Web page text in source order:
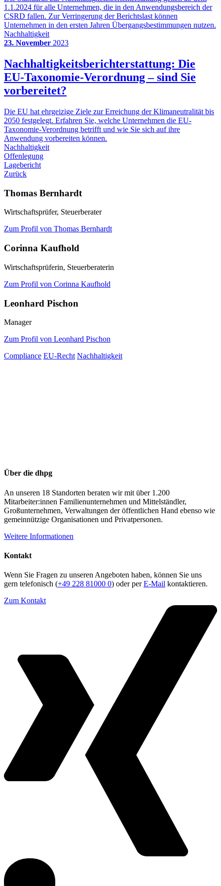
1.1.2024 für alle Unternehmen, die in den Anwendungsbereich der
CSRD fallen. Zur Verringerung der Berichtslast können
Unternehmen in den ersten Jahren Übergangsbestimmungen nutzen.
Nachhaltigkeit
23. November 2023
Nachhaltigkeitsberichterstattung: Die
EU-Taxonomie-Verordnung – sind Sie
vorbereitet?
Die EU hat ehrgeizige Ziele zur Erreichung der Klimaneutralität bis
2050 festgelegt. Erfahren Sie, welche Unternehmen die EU-
Taxonomie-Verordnung betrifft und wie Sie sich auf ihre
Anwendung vorbereiten können.
Nachhaltigkeit
Offenlegung
Lagebericht
Zurück
Thomas Bernhardt
Wirtschaftsprüfer, Steuerberater
Zum Profil von Thomas Bernhardt
Corinna Kaufhold
Wirtschaftsprüferin, Steuerberaterin
Zum Profil von Corinna Kaufhold
Leonhard Pischon
Manager
Zum Profil von Leonhard Pischon
Compliance EU-Recht Nachhaltigkeit
Über die dhpg
An unseren 18 Standorten beraten wir mit über 1.200
Mitarbeiter:innen Familienunternehmen und Mittelständler,
Großunternehmen, Verwaltungen der öffentlichen Hand ebenso wie
gemeinnützige Organisationen und Privatpersonen.
Weitere Informationen
Kontakt
Wenn Sie Fragen zu unseren Angeboten haben, können Sie uns
gern telefonisch (+49 228 81000 0) oder perE-Mail kontaktieren.
Zum Kontakt